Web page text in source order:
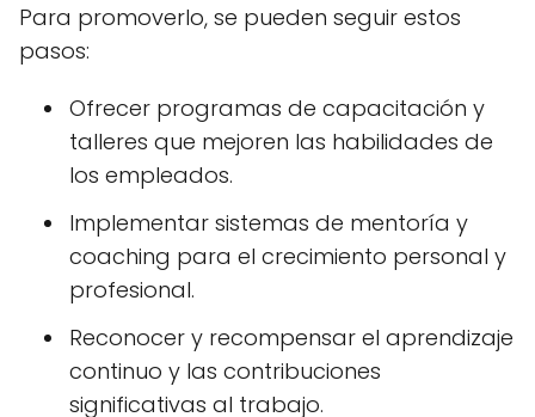
Para promoverlo, se pueden seguir estos
pasos:
Ofrecer programas de capacitación y
talleres que mejoren las habilidades de
los empleados.
Implementar sistemas de mentoría y
coaching para el crecimiento personal y
profesional.
Reconocer y recompensar el aprendizaje
continuo y las contribuciones
significativas al trabajo.